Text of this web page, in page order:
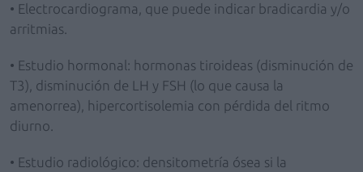
• Electrocardiograma, que puede indicar bradicardia y/o
arritmias.
• Estudio hormonal: hormonas tiroideas (disminución de
T3), disminución de LH y FSH (lo que causa la
amenorrea), hipercortisolemia con pérdida del ritmo
diurno.
• Estudio radiológico: densitometría ósea si la